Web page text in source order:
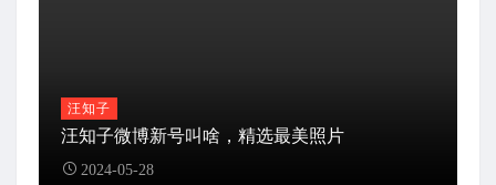
汪知子
汪知子微博新号叫啥，精选最美照片
2024-05-28